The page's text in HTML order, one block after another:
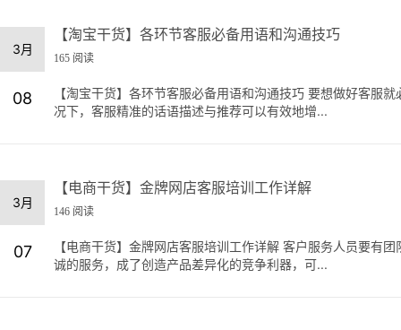
3月
08
【淘宝干货】各环节客服必备用语和沟通技巧
165 阅读
【淘宝干货】各环节客服必备用语和沟通技巧 要想做好客服
况下，客服精准的话语描述与推荐可以有效地增...
3月
07
【电商干货】金牌网店客服培训工作详解
146 阅读
【电商干货】金牌网店客服培训工作详解 客户服务人员要有
诚的服务，成了创造产品差异化的竞争利器，可...